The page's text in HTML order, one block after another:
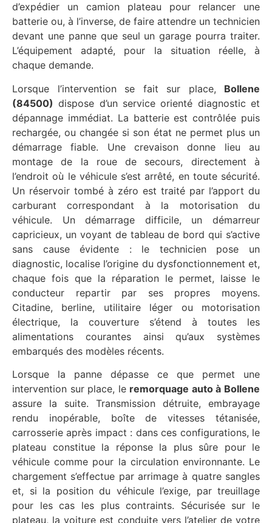
d’expédier un camion plateau pour relancer une
batterie ou, à l’inverse, de faire attendre un technicien
devant une panne que seul un garage pourra traiter.
L’équipement adapté, pour la situation réelle, à
chaque demande.
Lorsque l’intervention se fait sur place, Bollene
(84500) dispose d’un service orienté diagnostic et
dépannage immédiat. La batterie est contrôlée puis
rechargée, ou changée si son état ne permet plus un
démarrage fiable. Une crevaison donne lieu au
montage de la roue de secours, directement à
l’endroit où le véhicule s’est arrêté, en toute sécurité.
Un réservoir tombé à zéro est traité par l’apport du
carburant correspondant à la motorisation du
véhicule. Un démarrage difficile, un démarreur
capricieux, un voyant de tableau de bord qui s’active
sans cause évidente : le technicien pose un
diagnostic, localise l’origine du dysfonctionnement et,
chaque fois que la réparation le permet, laisse le
conducteur repartir par ses propres moyens.
Citadine, berline, utilitaire léger ou motorisation
électrique, la couverture s’étend à toutes les
alimentations courantes ainsi qu’aux systèmes
embarqués des modèles récents.
Lorsque la panne dépasse ce que permet une
intervention sur place, le remorquage auto à Bollene
assure la suite. Transmission détruite, embrayage
rendu inopérable, boîte de vitesses tétanisée,
carrosserie après impact : dans ces configurations, le
plateau constitue la réponse la plus sûre pour le
véhicule comme pour la circulation environnante. Le
chargement s’effectue par arrimage à quatre sangles
et, si la position du véhicule l’exige, par treuillage
pour les cas les plus contraints. Sécurisée sur le
plateau, la voiture est conduite vers l’atelier de votre